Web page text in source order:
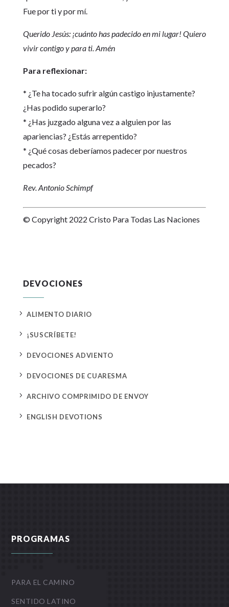
Fue por ti y por mí.
Querido Jesús: ¡cuánto has padecido en mi lugar! Quiero
vivir contigo y para ti. Amén
Para reflexionar:
* ¿Te ha tocado sufrir algún castigo injustamente?
¿Has podido superarlo?
* ¿Has juzgado alguna vez a alguien por las
apariencias? ¿Estás arrepentido?
* ¿Qué cosas deberíamos padecer por nuestros
pecados?
Rev. Antonio Schimpf
© Copyright 2022 Cristo Para Todas Las Naciones
DEVOCIONES
5 ALIMENTO DIARIO
5 ¡SUSCRÍBETE!
5 DEVOCIONES ADVIENTO
5 DEVOCIONES DE CUARESMA
5 ARCHIVO COMPRIMIDO DE ENVOY
5 ENGLISH DEVOTIONS
PROGRAMAS
PARA EL CAMINO
SENTIDO LATINO